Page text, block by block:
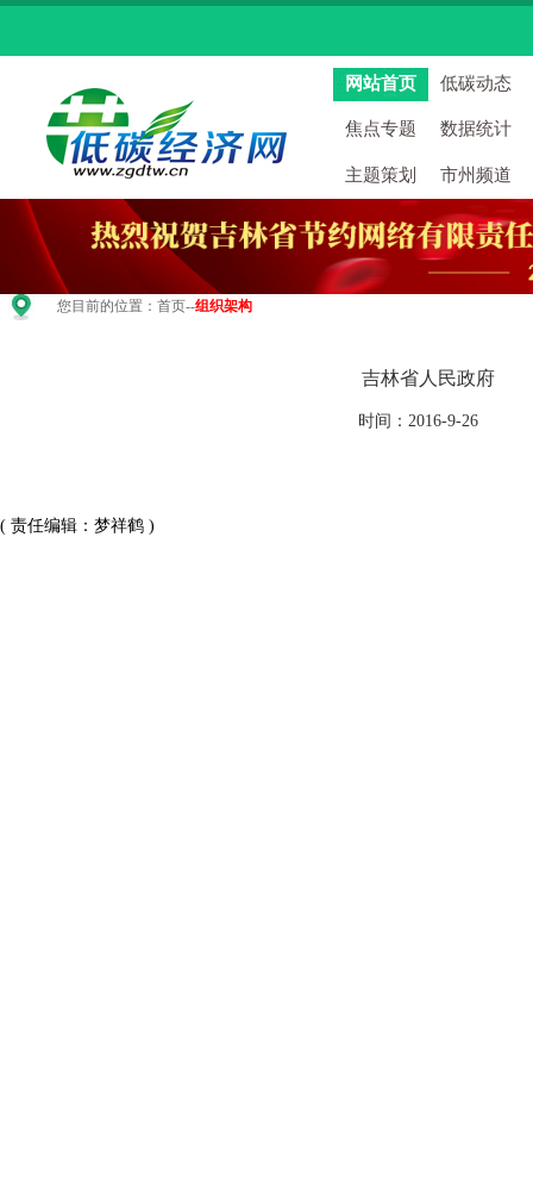
网站首页 低碳动态
焦点专题 数据统计
主题策划 市州频道
您目前的位置： 首页--组织架构
吉林省人民政府
时间：2016-9-26
( 责任编辑：梦祥鹤 )